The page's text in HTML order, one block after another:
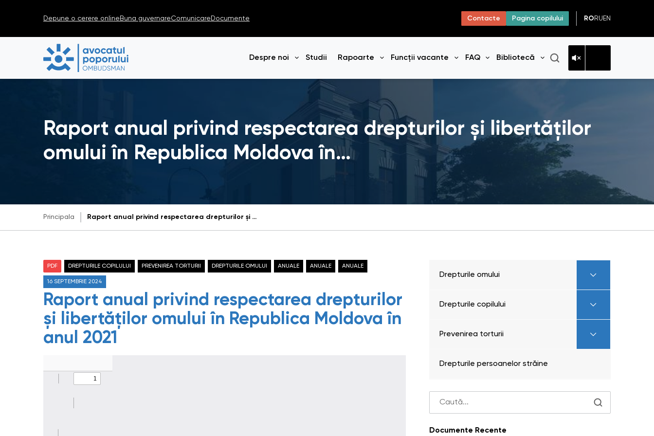
Depune o cerere online Buna guvernareComunicare Documente Contacte Pagina copilului RO RU EN
Despre noi
Deschide meniul
Studii Rapoarte
Deschide meniul
Funcții vacante FAQ
Deschide meniul
Bibliotecă
Deschide meniul
Raport anual privind respectarea drepturilor și libertăților
omului în Republica Moldova în…
Principala Raport anual privind respectarea drepturilor și libertăților omului în Republica Moldova în anul 2021
PDF DREPTURILE COPILULUI PREVENIREA TORTURII DREPTURILE OMULUI ANUALE ANUALE ANUALE
16 SEPTEMBRIE 2024
Raport anual privind respectarea drepturilor
și libertăților omului în Republica Moldova în
anul 2021
Drepturile omului
Drepturile copilului
Prevenirea torturii
Drepturile persoanelor străine
Documente Recente